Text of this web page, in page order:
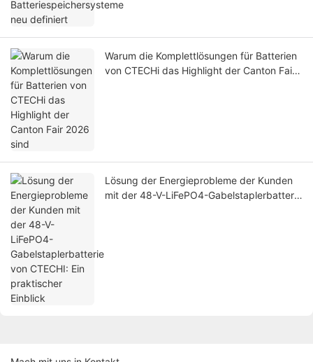
Warum die Komplettlösungen für Batterien
von CTECHi das Highlight der Canton Fair
Lösung der Energieprobleme der Kunden
mit der 48-V-LiFePO4-Gabelstaplerbatterie